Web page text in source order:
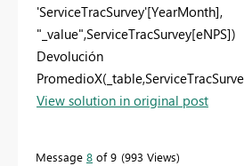
'ServiceTracSurvey'[YearMonth],
"_value",ServiceTracSurvey[eNPS])
Devolución
PromedioX
View solution in original post
Message 8 of 9 993 Views